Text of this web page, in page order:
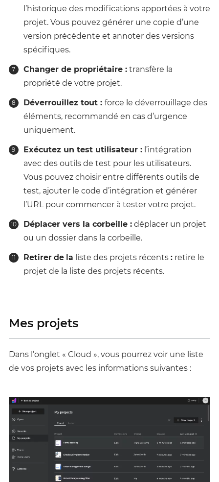
l’historique des modifications apportées à votre
projet. Vous pouvez générer une copie d’une
version précédente et annoter des versions
spécifiques.
Changer de propriétaire :transfère la
propriété de votre projet.
Déverrouillez tout : force le déverrouillage des
éléments, recommandé en cas d’urgence
uniquement.
Exécutez un test utilisateur :l’intégration
avec des outils de test pour les utilisateurs.
Vous pouvez choisir entre différents outils de
test, ajouter le code d’intégration et générer
l’URL pour commencer à tester votre projet.
Déplacer vers la corbeille :déplacer un projet
ou un dossier dans la corbeille.
Retirer de la liste des projets récents :retire le
projet de la liste des projets récents.
Mes projets
Dans l’onglet « Cloud », vous pourrez voir une liste
de vos projets avec les informations suivantes :